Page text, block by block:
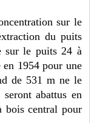
sur le
du puits
sur le puits 24 à
1954 pour une
de 531 m ne le
abattus en
bois central pour